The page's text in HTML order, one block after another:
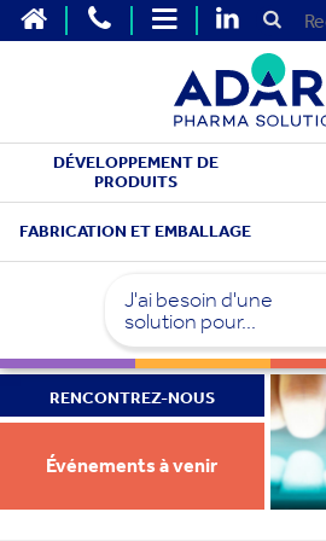
DÉVELOPPEMENT DE
PRODUITS
FABRICATION ET EMBALLAGE
J'ai besoin d'une
solution pour...
RENCONTREZ-NOUS
Événements à venir